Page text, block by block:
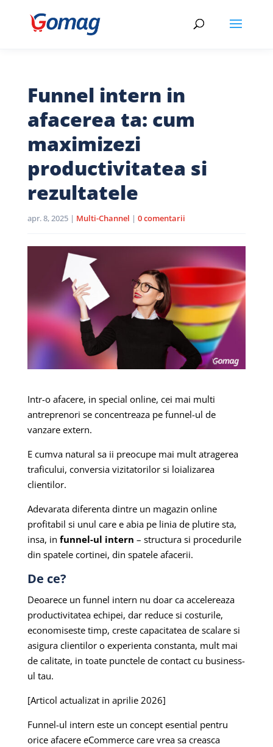
Funnel intern in
afacerea ta: cum
maximizezi
productivitatea si
rezultatele
apr. 8, 2025| Multi-Channel | 0 comentarii
Intr-o afacere, in special online, cei mai multi
antreprenori se concentreaza pe funnel-ul de
vanzare extern.
E cumva natural sa ii preocupe mai mult atragerea
traficului, conversia vizitatorilor si loializarea
clientilor.
Adevarata diferenta dintre un magazin online
profitabil si unul care e abia pe linia de plutire sta,
insa, in funnel-ul intern – structura si procedurile
din spatele cortinei, din spatele afacerii.
De ce?
Deoarece un funnel intern nu doar ca accelereaza
productivitatea echipei, dar reduce si costurile,
economiseste timp, creste capacitatea de scalare si
asigura clientilor o experienta constanta, mult mai
de calitate, in toate punctele de contact cu business-
ul tau.
[Articol actualizat in aprilie 2026]
Funnel-ul intern este un concept esential pentru
orice afacere eCommerce care vrea sa creasca